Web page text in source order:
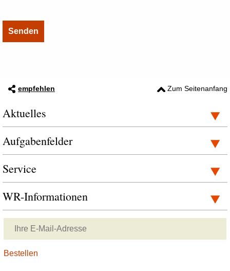
empfehlen Zum Seitenanfang
Aktuelles
Aufgabenfelder
Service
WR-Informationen